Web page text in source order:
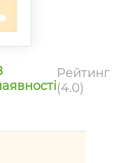
Рейтинг
(4.0)